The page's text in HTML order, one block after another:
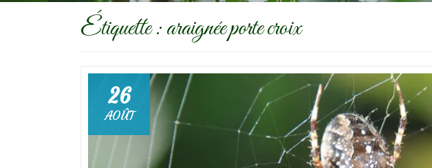
Étiquette :araignée porte croix
26
AOÛT